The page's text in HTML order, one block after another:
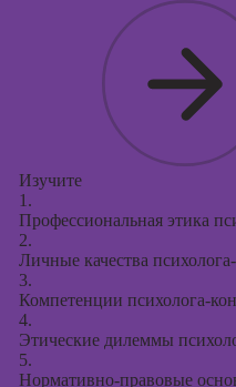
Изучите
1.
Профессиональная этика
2.
Личные качества психолога-
3.
Компетенции психолога-
4.
Этические дилеммы
5.
Нормативно-правовые